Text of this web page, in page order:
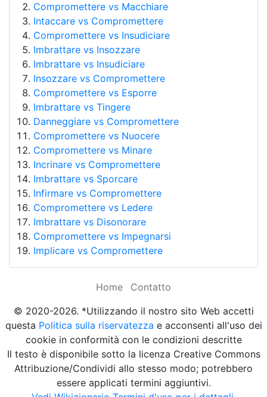
Compromettere vs Macchiare
Intaccare vs Compromettere
Compromettere vs Insudiciare
Imbrattare vs Insozzare
Imbrattare vs Insudiciare
Insozzare vs Compromettere
Compromettere vs Esporre
Imbrattare vs Tingere
Danneggiare vs Compromettere
Compromettere vs Nuocere
Compromettere vs Minare
Incrinare vs Compromettere
Imbrattare vs Sporcare
Infirmare vs Compromettere
Compromettere vs Ledere
Imbrattare vs Disonorare
Compromettere vs Impegnarsi
Implicare vs Compromettere
Home
Contatto
© 2020-2026. *Utilizzando il nostro sito Web accetti
questa Politica sulla riservatezza e acconsenti all'uso dei
cookie in conformità con le condizioni descritte
Il testo è disponibile sotto la licenza Creative Commons
Attribuzione/Condividi allo stesso modo; potrebbero
essere applicati termini aggiuntivi.